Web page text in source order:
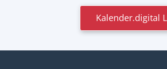
Kalender.digital